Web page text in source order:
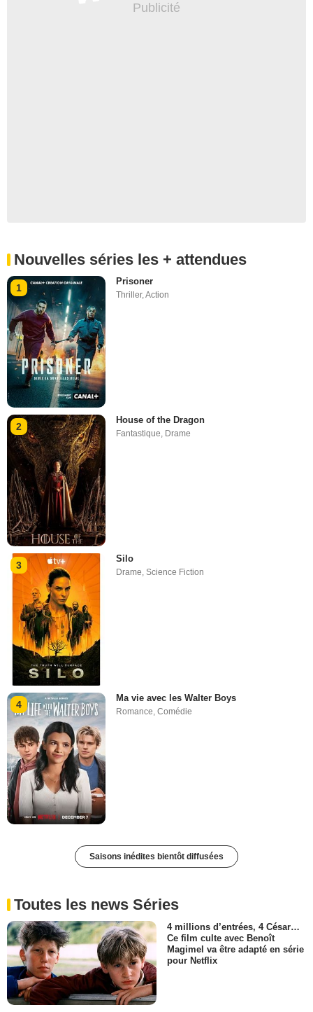
Nouvelles séries les + attendues
1
Prisoner
Thriller,Action
2
House of the Dragon
Fantastique, Drame
3
Silo
Drame,Science Fiction
4
Ma vie avec les Walter Boys
Romance ,Comédie
Saisons inédites bientôt diffusées
Toutes les news Séries
4 millions d’entrées, 4 César…
Ce film culte avec Benoît
Magimel va être adapté en série
pour Netflix